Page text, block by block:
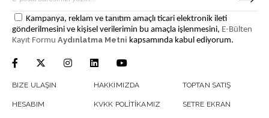
Kampanya, reklam ve tanıtım amaçlı ticari elektronik ileti
gönderilmesini ve kişisel verilerimin bu amaçla işlenmesini, E-Bülten
Kayıt Formu Aydınlatma Metni kapsamında kabul ediyorum.
BIZE ULAŞIN
HESABIM
HAKKIMIZDA
KVKK POLİTİKAMIZ
TOPTAN SATIŞ
SETRE EKRAN